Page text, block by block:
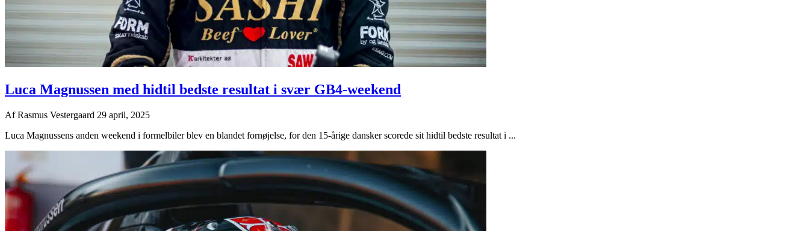
Luca Magnussen med hidtil bedste resultat i svær GB4-weekend
AfRasmus Vestergaard 29 april, 2025
Luca Magnussens anden weekend i formelbiler blev en blandet fornøjelse, for den 15-årige dansker scorede sit hidtil bedste resultat i ...